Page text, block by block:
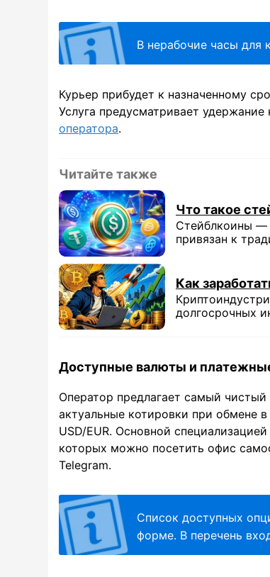
В нерабочие часы для
Курьер прибудет к назначенному
Услуга предусматривает
оператора.
Читайте также
Что такое
Стейблкоины —
привязан к
Как
долгосрочных
Доступные валюты и
Оператор предлагает самый чистый
актуальные котировки при обмене
USD/EUR. Основной
которых можно посетить офис
Telegram.
Список доступных
форме. В перечень